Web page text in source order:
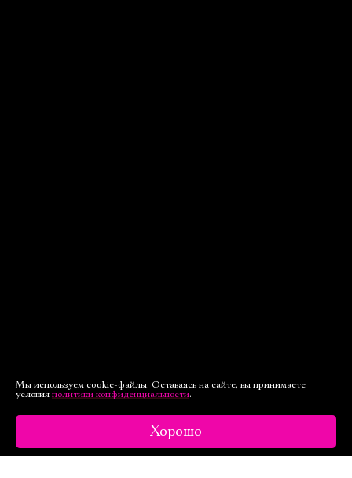
Мы используем cookie-файлы. Оставаясь на сайте, вы принимаете
условия политики конфиденциальности.
Хорошо